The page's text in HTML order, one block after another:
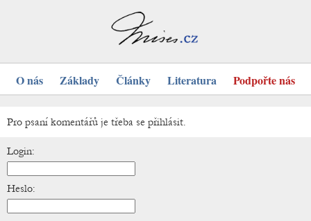
O nás Základy Články Literatura Podpořte nás
Pro psaní komentářů je třeba se přihlásit.
Login:
Heslo: